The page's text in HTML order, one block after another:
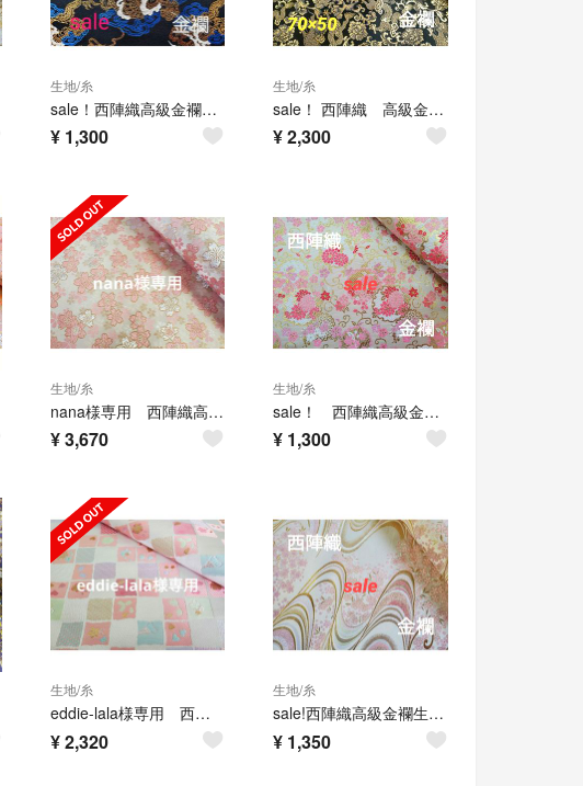
生地/糸
sale！西陣織高級金襴生地 翔雲龍 黒/青 KY-375-1
¥ 1,300
生地/糸
sale！ 西陣織 高級金襴生地 龍 黒/金 KY-251
¥2,300
生地/糸
nana様専用 西陣織高級金襴生地3点
¥3,670
生地/糸
sale！ 西陣織高級金襴生地 重ね華雪輪 白/ピンク KY-373-1
¥ 1,300
生地/糸
eddie-lala様専用 西陣織高級金襴生地2点
¥2,320
生地/糸
sale!西陣織高級金襴生地 さくら流水 金/ピンク KY-338-1
¥ 1,350